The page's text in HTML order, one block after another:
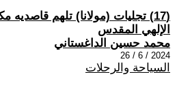
(17) تجليات (مولانا) تلهم قاصديه
الإلهي المقدس
محمد حسين الداغستاني
2024 / 6 / 26
السياحة والرحلات